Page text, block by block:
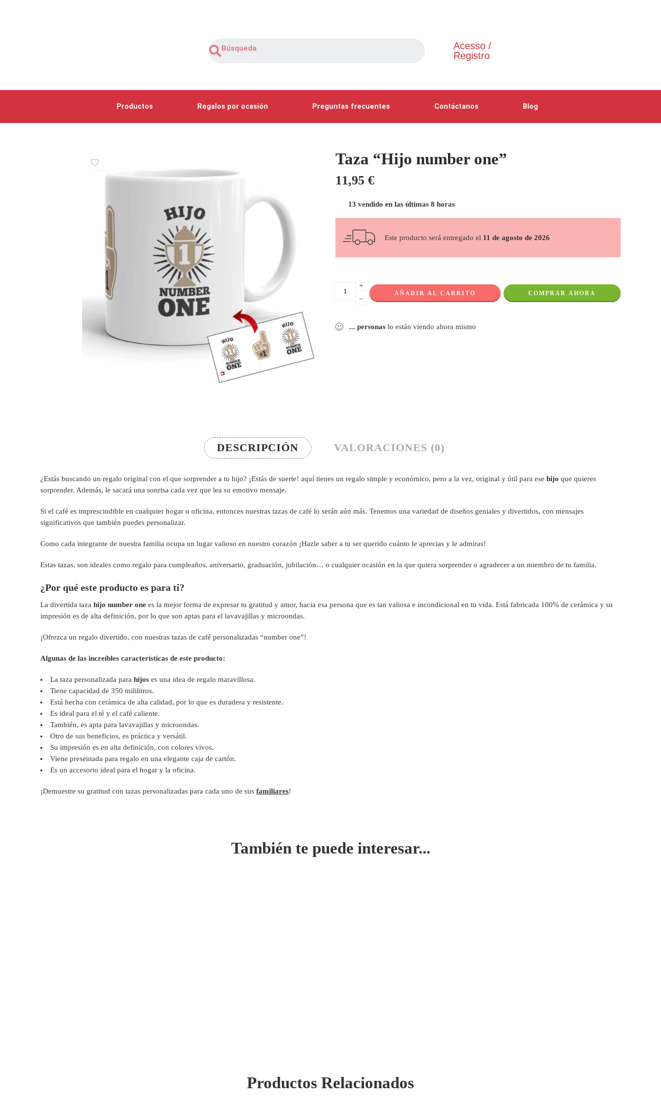
Acesso /
Registro
Productos Regalos por ocasión Preguntas frecuentes Contáctanos Blog
Taza “Hijo number one”
11,95 €
13 vendido en las últimas 8 horas
Este producto será entregado el 11 de agosto de 2026
+
−
AÑADIR AL CARRITO COMPRAR AHORA
... personas lo están viendo ahora mismo
DESCRIPCIÓN VALORACIONES (0)
¿Estás buscando un regalo original con el que sorprender a tu hijo? ¡Estás de suerte! aquí tienes un regalo simple y económico, pero a la vez, original y útil para ese hijo que quieres
sorprender. Además, le sacará una sonrisa cada vez que lea su emotivo mensaje.
Si el café es imprescindible en cualquier hogar u oficina, entonces nuestras tazas de café lo serán aún más. Tenemos una variedad de diseños geniales y divertidos, con mensajes
significativos que también puedes personalizar.
Como cada integrante de nuestra familia ocupa un lugar valioso en nuestro corazón ¡Hazle saber a tu ser querido cuánto le aprecias y le admiras!
Estas tazas, son ideales como regalo para cumpleaños, aniversario, graduación, jubilación… o cualquier ocasión en la que quiera sorprender o agradecer a un miembro de tu familia.
¿Por qué este producto es para ti?
La divertida taza hijo number one es la mejor forma de expresar tu gratitud y amor, hacia esa persona que es tan valiosa e incondicional en tu vida. Está fabricada 100% de cerámica y su
impresión es de alta definición, por lo que son aptas para el lavavajillas y microondas.
¡Ofrezca un regalo divertido, con nuestras tazas de café personalizadas “number one”!
Algunas de las increíbles características de este producto:
La taza personalizada para hijos es una idea de regalo maravillosa.
Tiene capacidad de 350 mililitros.
Está hecha con cerámica de alta calidad, por lo que es duradera y resistente.
Es ideal para el té y el café caliente.
También, es apta para lavavajillas y microondas.
Otro de sus beneficios, es práctica y versátil.
Su impresión es en alta definición, con colores vivos.
Viene presentada para regalo en una elegante caja de cartón.
Es un accesorio ideal para el hogar y la oficina.
¡Demuestre su gratitud con tazas personalizadas para cada uno de sus familiares!
También te puede interesar...
Productos Relacionados